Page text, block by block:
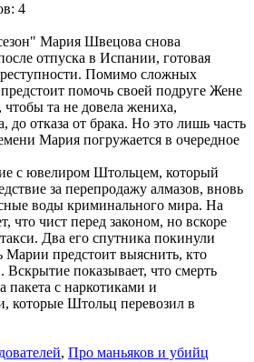
4
Мария Швецова снова
отпуска в Испании, готовая
Помимо сложных
помочь своей подруге Жене
чтобы та не довела жениха,
отказа от брака. Но это лишь часть
Мария погружается в очередное
с ювелиром Штольцем, который
за перепродажу алмазов, вновь
воды криминального мира. На
что чист перед законом, но вскоре
Два его спутника покинули
Марии предстоит выяснить, кто
Вскрытие показывает, что смерть
пакета с наркотиками и
которые Штольц перевозил в
, Про маньяков и убийц